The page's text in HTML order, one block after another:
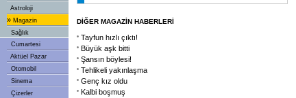
Astroloji
» Magazin
Sağlık
Cumartesi
Aktüel Pazar
Otomobil
Sinema
Çizerler
DİĞER MAGAZİN HABERLERİ
Tayfun hızlı çıktı!
Büyük aşk bitti
Şansın böylesi!
Tehlikeli yakınlaşma
Genç kız oldu
Kalbi boşmuş